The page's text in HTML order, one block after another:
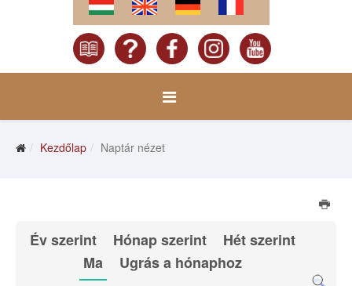
Kezdőlap Naptár nézet
Év szerint Hónap szerint
Hét szerint
Ma
Ugrás a hónaphoz